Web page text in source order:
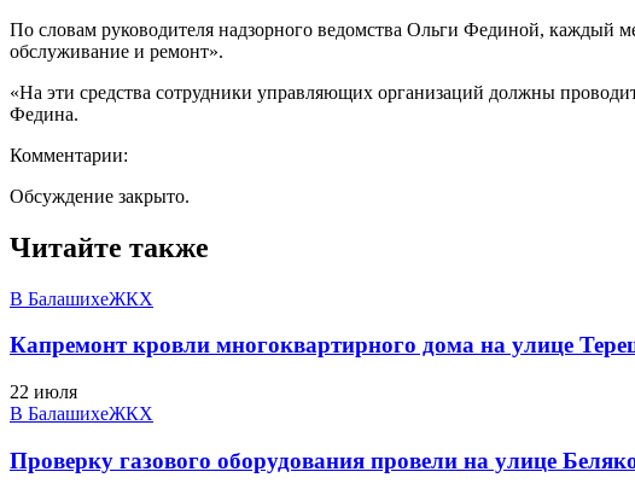
По словам руководителя надзорного ведомства Ольги Фединой, каждый
обслуживание и ремонт».
«На эти средства сотрудники управляющих организаций должны
Федина.
Комментарии:
Обсуждение закрыто.
Читайте также
В БалашихеЖКХ
Капремонт кровли многоквартирного дома на улице
22 июля
В БалашихеЖКХ
Проверку газового оборудования провели на улице